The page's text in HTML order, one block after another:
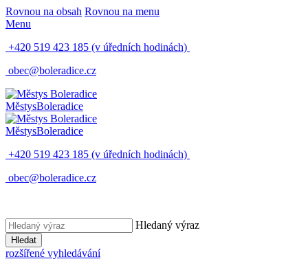
Rovnou na obsah Rovnou na menu
Menu
+420 519 423 185 (v úředních hodinách)
obec@boleradice.cz
MěstysBoleradice
MěstysBoleradice
+420 519 423 185 (v úředních hodinách)
obec@boleradice.cz
Hledaný výraz
Hledat
rozšířené vyhledávání